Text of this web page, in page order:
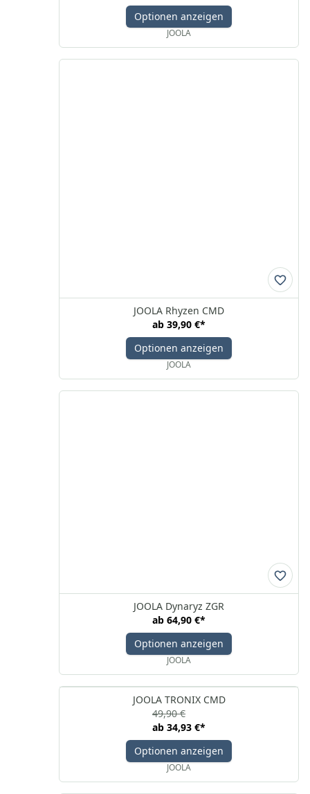
Optionen anzeigen
JOOLA
JOOLA Rhyzen CMD
ab 39,90 €*
Optionen anzeigen
JOOLA
JOOLA Dynaryz ZGR
ab 64,90 €*
Optionen anzeigen
JOOLA
JOOLA TRONIX CMD
ab 34,93 €*
49,90 €
Optionen anzeigen
JOOLA